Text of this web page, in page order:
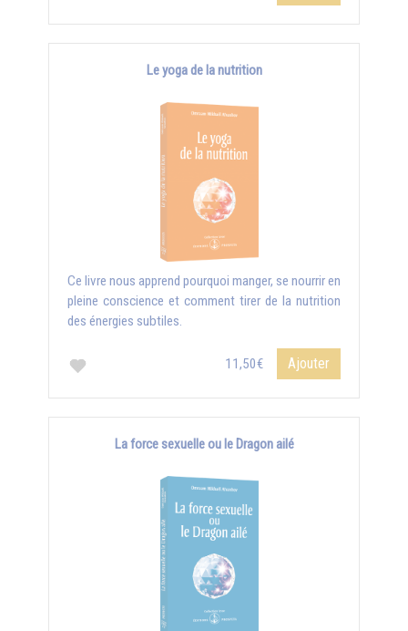
Le yoga de la nutrition
Ce livre nous apprend pourquoi manger, se nourrir en
pleine conscience et comment tirer de la nutrition
des énergies subtiles.
11,50€ Ajouter
La force sexuelle ou le Dragon ailé